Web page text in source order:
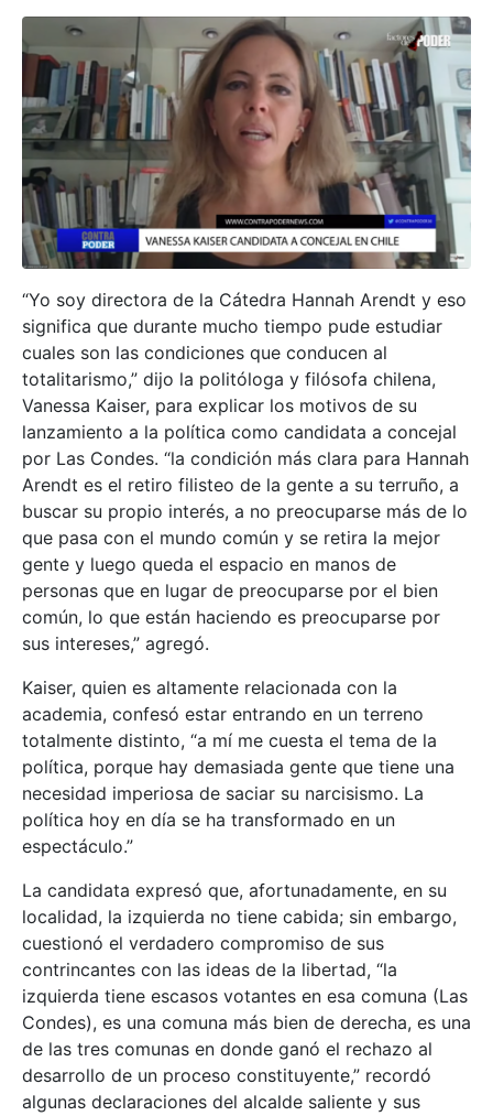
“Yo soy directora de la Cátedra Hannah Arendt y eso
significa que durante mucho tiempo pude estudiar
cuales son las condiciones que conducen al
totalitarismo,” dijo la politóloga y filósofa chilena,
Vanessa Kaiser, para explicar los motivos de su
lanzamiento a la política como candidata a concejal
por Las Condes. “la condición más clara para Hannah
Arendt es el retiro filisteo de la gente a su terruño, a
buscar su propio interés, a no preocuparse más de lo
que pasa con el mundo común y se retira la mejor
gente y luego queda el espacio en manos de
personas que en lugar de preocuparse por el bien
común, lo que están haciendo es preocuparse por
sus intereses,” agregó.
Kaiser, quien es altamente relacionada con la
academia, confesó estar entrando en un terreno
totalmente distinto, “a mí me cuesta el tema de la
política, porque hay demasiada gente que tiene una
necesidad imperiosa de saciar su narcisismo. La
política hoy en día se ha transformado en un
espectáculo.”
La candidata expresó que, afortunadamente, en su
localidad, la izquierda no tiene cabida; sin embargo,
cuestionó el verdadero compromiso de sus
contrincantes con las ideas de la libertad, “la
izquierda tiene escasos votantes en esa comuna (Las
Condes), es una comuna más bien de derecha, es una
de las tres comunas en donde ganó el rechazo al
desarrollo de un proceso constituyente,” recordó
algunas declaraciones del alcalde saliente y sus